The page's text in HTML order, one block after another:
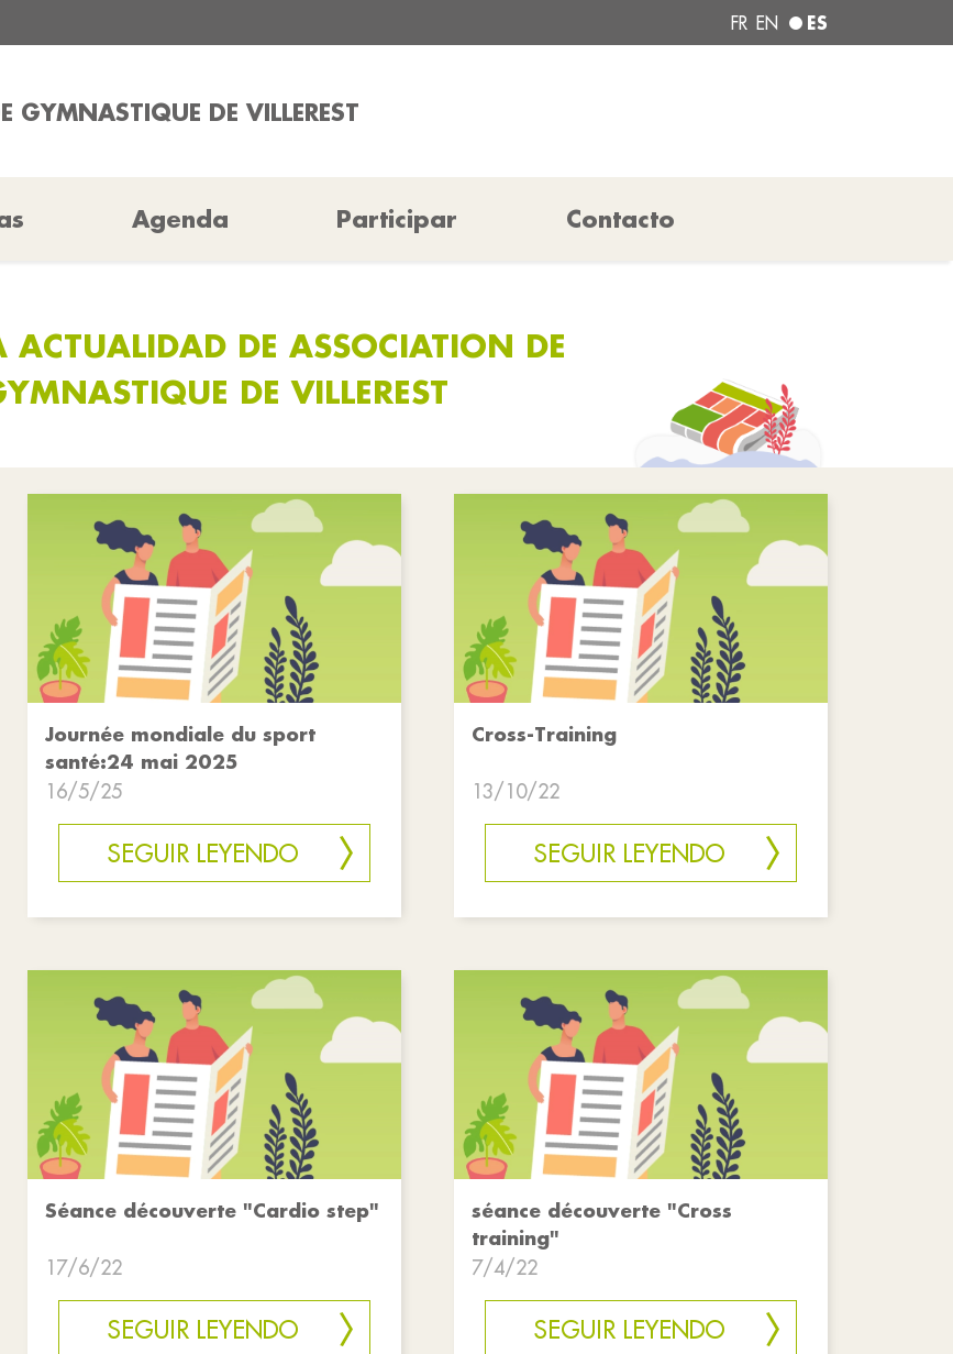
FR EN ES
GYMNASTIQUE DE VILLEREST
Agenda Participar Contacto
ACTUALIDAD DE ASSOCIATION DE
DE VILLEREST
Journée mondiale du sport
santé:24 mai 2025
16/5/25
SEGUIR LEYENDO
Cross-Training
13/10/22
SEGUIR LEYENDO
Séance découverte "Cardio step"
17/6/22
SEGUIR LEYENDO
séance découverte "Cross
training"
7/4/22
SEGUIR LEYENDO